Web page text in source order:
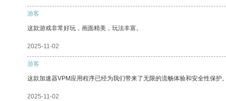
游客
这款游戏非常好玩，画面精美，玩法丰富。
2025-11-02
游客
这款加速器VPM应用程序已经为我们带来了无限的流畅体验和安全性保护
2025-11-02